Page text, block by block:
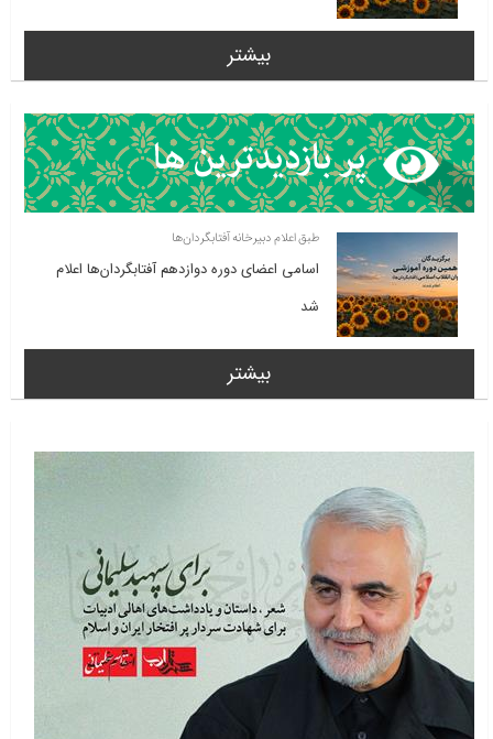
بیشتر
طبق اعلام دبیرخانه آفتابگردان‌ها
اسامی اعضای دوره دوازدهم آفتابگردان‌ها اعلام
شد
بیشتر